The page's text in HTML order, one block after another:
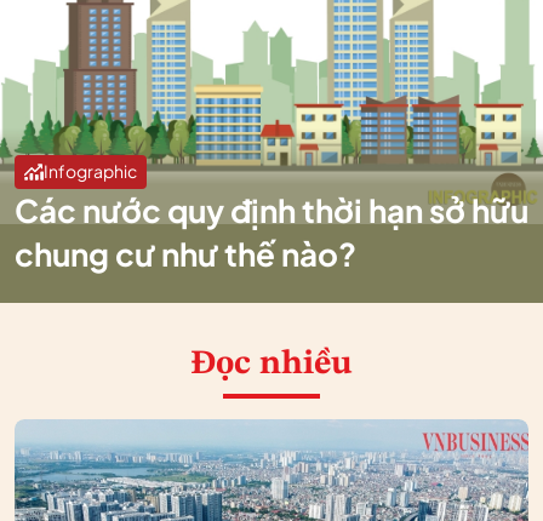
Infographic
Các nước quy định thời hạn sở hữu
chung cư như thế nào?
Đọc nhiều